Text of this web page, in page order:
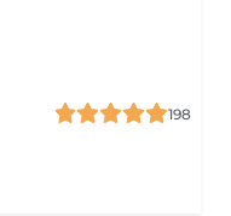
198